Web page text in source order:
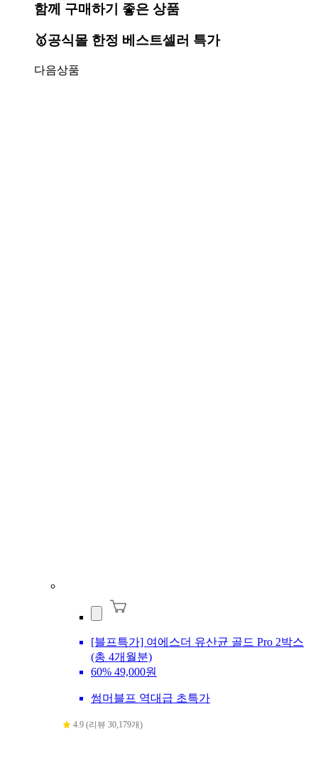
함께 구매하기 좋은 상품
🥇공식몰 한정 베스트셀러 특가
다음상품
[블프특가] 여에스더 유산균 골드 Pro 2박스
(총 4개월분)
60% 49,000원
썸머블프 역대급 초특가
4.9 (리뷰 30,179개)